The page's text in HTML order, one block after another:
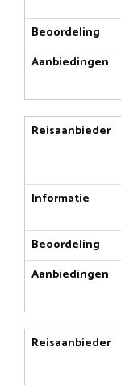
Beoordeling
Aanbiedingen
Reisaanbieder
Informatie
Beoordeling
Aanbiedingen
Reisaanbieder